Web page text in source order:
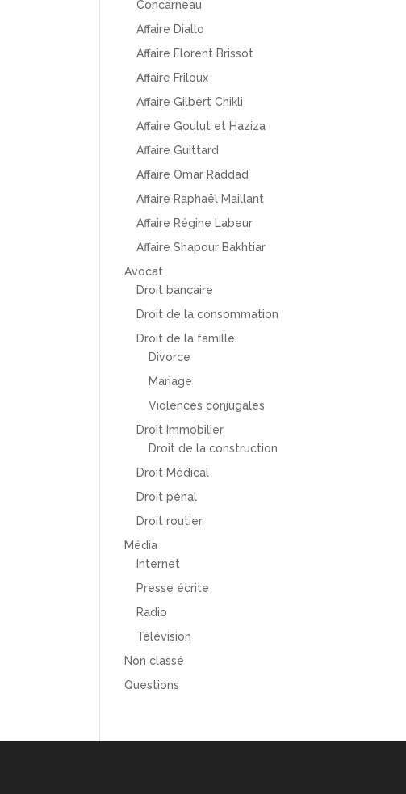
Concarneau
Affaire Diallo
Affaire Florent Brissot
Affaire Friloux
Affaire Gilbert Chikli
Affaire Goulut et Haziza
Affaire Guittard
Affaire Omar Raddad
Affaire Raphaël Maillant
Affaire Régine Labeur
Affaire Shapour Bakhtiar
Avocat
Droit bancaire
Droit de la consommation
Droit de la famille
Divorce
Mariage
Violences conjugales
Droit Immobilier
Droit de la construction
Droit Médical
Droit pénal
Droit routier
Média
Internet
Presse écrite
Radio
Télévision
Non classé
Questions